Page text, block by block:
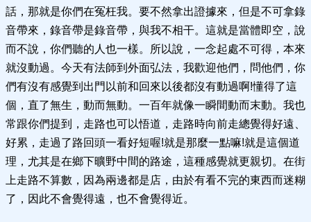
話，那就是你們在冤枉我。要不然拿出證據來，但是不可拿錄
音帶來，錄音帶是錄音帶，與我不相干。這就是當體即空，說
而不說，你們聽的人也一樣。所以說，一念起處不可得，本來
就沒動過。今天有法師到外面弘法，我歡迎他們，問他們，你
們有沒有感覺到出門以前和回來以後都沒有動過啊!懂得了這
個，直了無生，動而無動。一百年就像一瞬間動而末動。我也
常跟你們提到，走路也可以悟道，走路時向前走總覺得好遠、
好累，走過了路回頭一看好短喔!就是那麼一點嘛!就是這個道
理，尤其是在鄉下曠野中間的路途，這種感覺就更親切。在街
上走路不算數，因為兩邊都是店，由於有看不完的東西而迷糊
了，因此不會覺得遠，也不會覺得近。